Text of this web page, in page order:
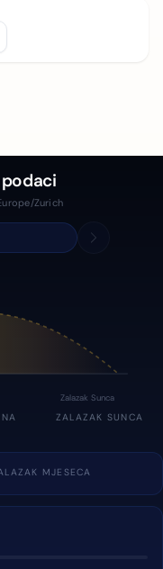
Zurich
Zalazak Sunca
ZALAZAK SUNCA
MJESECA